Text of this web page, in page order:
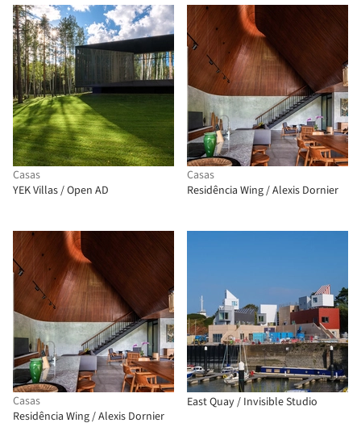
Casas
YEK Villas / Open AD
Casas
Residência Wing / Alexis Dornier
Casas
Residência Wing / Alexis Dornier
East Quay / Invisible Studio